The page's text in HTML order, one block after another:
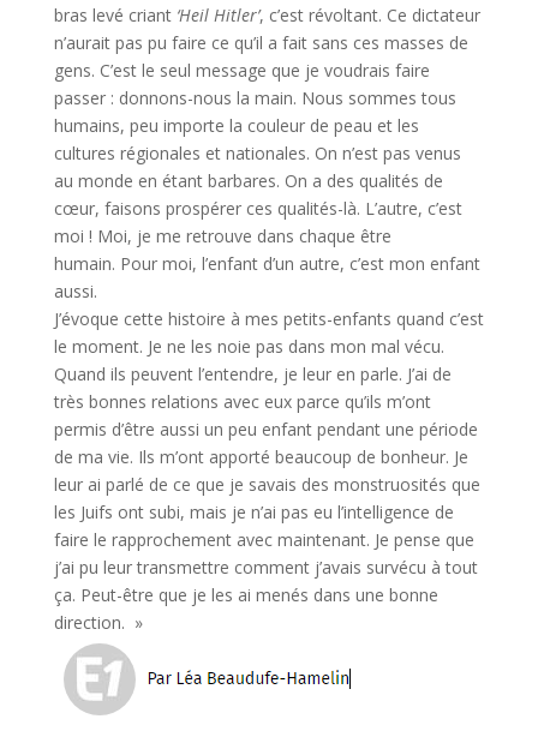
bras levé criant ‘Heil Hitler’, c’est révoltant. Ce dictateur
n’aurait pas pu faire ce qu’il a fait sans ces masses de
gens. C’est le seul message que je voudrais faire
passer : donnons-nous la main. Nous sommes tous
humains, peu importe la couleur de peau et les
cultures régionales et nationales. On n’est pas venus
au monde en étant barbares. On a des qualités de
cœur, faisons prospérer ces qualités-là. L’autre, c’est
moi ! Moi, je me retrouve dans chaque être
humain. Pour moi, l’enfant d’un autre, c’est mon enfant
aussi.
J’évoque cette histoire à mes petits-enfants quand c’est
le moment. Je ne les noie pas dans mon mal vécu.
Quand ils peuvent l’entendre, je leur en parle. J’ai de
très bonnes relations avec eux parce qu’ils m’ont
permis d’être aussi un peu enfant pendant une période
de ma vie. Ils m’ont apporté beaucoup de bonheur. Je
leur ai parlé de ce que je savais des monstruosités que
les Juifs ont subi, mais je n’ai pas eu l’intelligence de
faire le rapprochement avec maintenant. Je pense que
j’ai pu leur transmettre comment j’avais survécu à tout
ça. Peut-être que je les ai menés dans une bonne
direction. »